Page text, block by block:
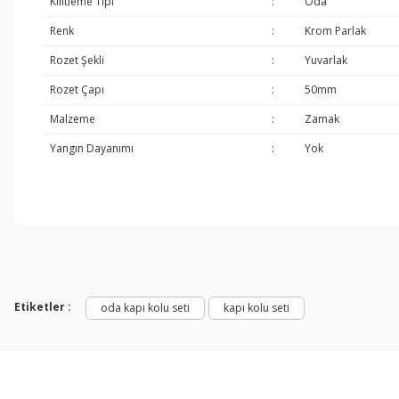
Renk
:
Krom Parlak
Rozet Şekli
:
Yuvarlak
Rozet Çapı
:
50mm
Malzeme
:
Zamak
Yangın Dayanımı
: Yok
Etiketler : oda kapı kolu seti kapı kolu seti